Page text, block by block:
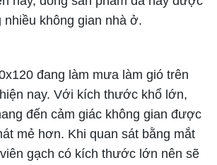
nhiều không gian nhà ở.
đang làm mưa làm gió trên
nay. Với kích thước khổ lớn,
đến cảm giác không gian được
mẻ hơn. Khi quan sát bằng mắt
gạch có kích thước lớn nên sẽ